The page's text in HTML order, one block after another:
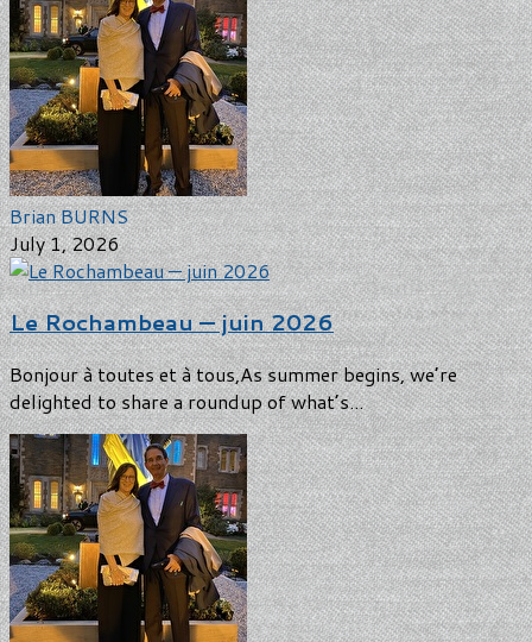
Brian BURNS
July 1, 2026
Le Rochambeau — juin 2026
Bonjour à toutes et à tous,As summer begins, we’re
delighted to share a roundup of what’s...